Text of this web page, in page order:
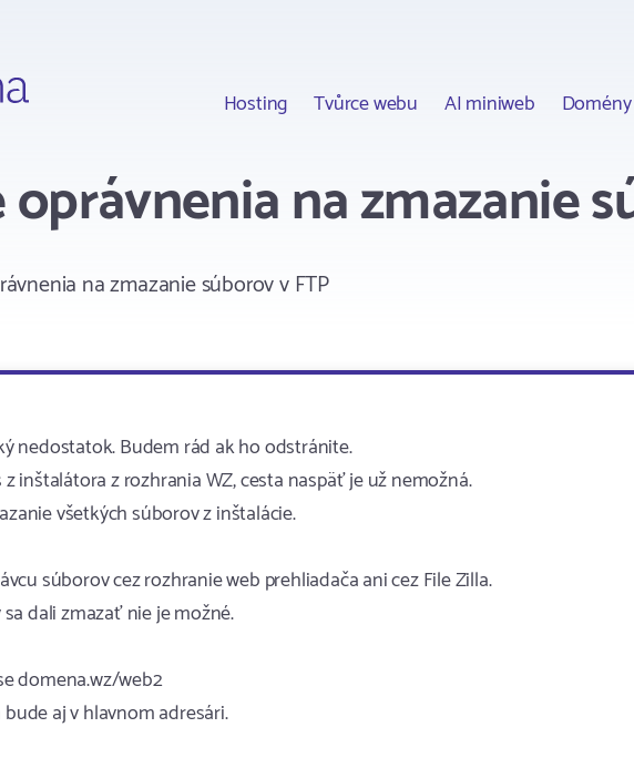
Hosting Tvůrce webu AI miniweb Domény
na zmazanie
na zmazanie súborov v FTP
nedostatok. Budem rád ak ho odstránite.
inštalátora z rozhrania WZ, cesta naspäť je už nemožná.
všetkých súborov z inštalácie.
súborov cez rozhranie web prehliadača ani cez File Zilla.
dali zmazať nie je možné.
domena.wz/web2
aj v hlavnom adresári.